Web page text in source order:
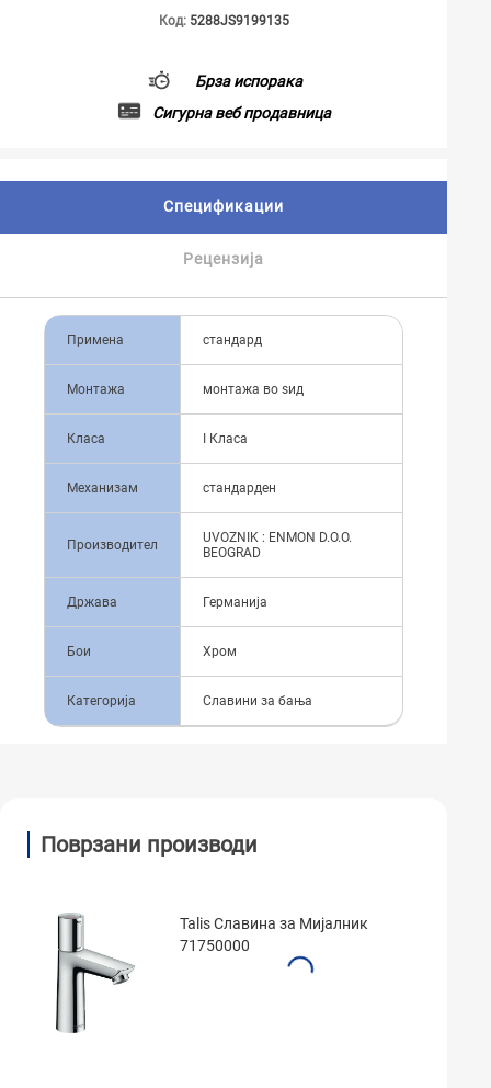
Код: 5288JS9199135
Брза испорака
Сигурна веб продавница
Спецификации
Рецензија
Примена стандард
Монтажа монтажа во ѕид
Класа I Класа
Механизам стандарден
Производител
UVOZNIK : ENMON D.O.O.
BEOGRAD
Држава Германија
Бои Хром
Категорија Славини за бања
Поврзани производи
Talis Славина за Мијалник
71750000